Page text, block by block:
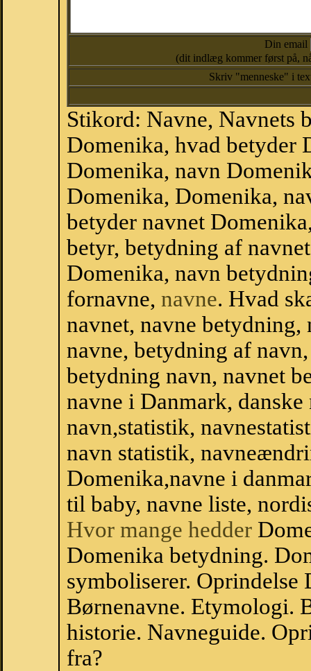
Din email
(dit indlæg kommer først på,
Skriv "menneske" i
Stikord: Navne, Navnets
Domenika, hvad betyder
Domenika, navn
Domenika, Domenika,
betyder navnet
betyr, betydning af
Domenika, navn
fornavne, navne. Hvad
navnet, navne
navne, betydning af
betydning navn, navnet
navne i Danmark,
navn,statistik,
navn statistik,
Domenika,navne i
til baby, navne liste,
Hvor mange hedder
Domenika betydning.
symboliserer. Oprindelse
Børnenavne. Etymologi.
historie. Navneguide.
fra?